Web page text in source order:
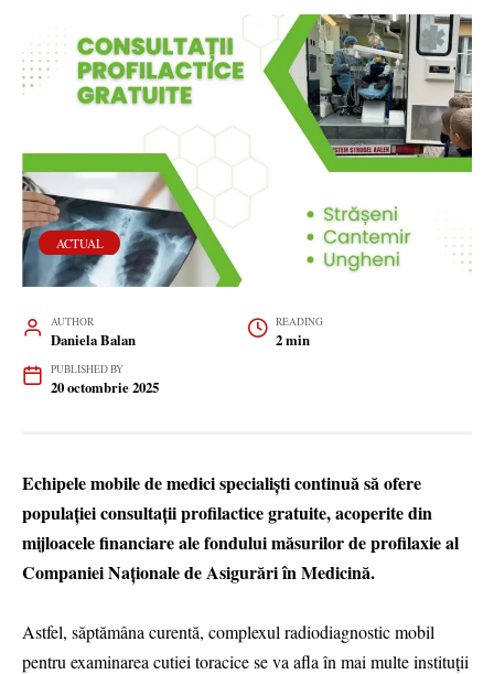
ACTUAL
AUTHOR
Daniela Balan
READING
2 min
PUBLISHED BY
20 octombrie 2025
Echipele mobile de medici specialiști continuă să ofere
populației consultații profilactice gratuite, acoperite din
mijloacele financiare ale fondului măsurilor de profilaxie al
Companiei Naționale de Asigurări în Medicină.
Astfel, săptămâna curentă, complexul radiodiagnostic mobil
pentru examinarea cutiei toracice se va afla în mai multe instituții